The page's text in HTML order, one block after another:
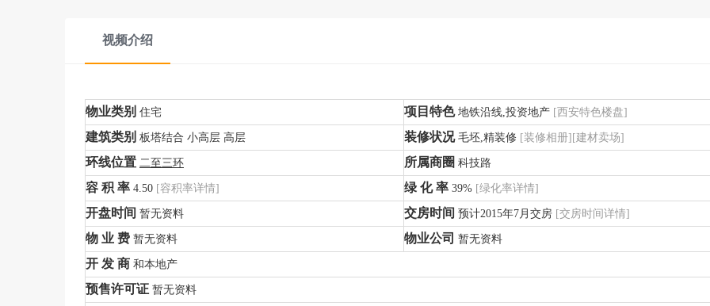
视频介绍
物业类别 住宅 项目特色 地铁沿线,投资地产 [西安特色楼盘]
建筑类别 板塔结合 小高层 高层 装修状况 毛坯,精装修 [装修相册][建材卖场]
环线位置 二至三环 所属商圈 科技路
容 积 率 4.50 [容积率详情] 绿 化 率 39% [绿化率详情]
开盘时间 暂无资料 交房时间 预计2015年7月交房 [交房时间详情]
物 业 费 暂无资料 物业公司 暂无资料
开 发 商 和本地产
预售许可证 暂无资料